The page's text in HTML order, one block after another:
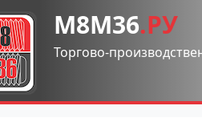
М8М36.РУ
Торгово-